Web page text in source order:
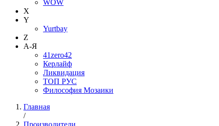
WOW
X
Y
Yurtbay
Z
А-Я
41zero42
Керлайф
Ликвидация
ТОП РУС
Философия Мозаики
Главная
/
Производители